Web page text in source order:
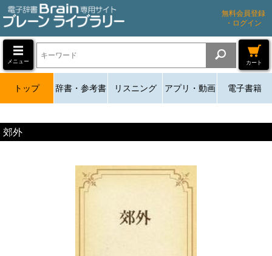
無料会員登録
・ログイン
メニュー カート
トップ 辞書・参考書 リスニング アプリ・動画 電子書籍
郊外